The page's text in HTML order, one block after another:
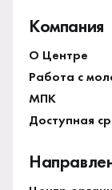
Компания
О Центре
Работа с
МПК
Доступная